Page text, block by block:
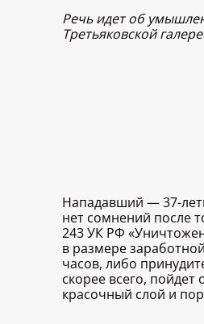
Речь идет об
Третьяковской
Нападавший — 37-
нет сомнений после
243 УК РФ
в размере
часов, либо
скорее всего,
красочный слой и